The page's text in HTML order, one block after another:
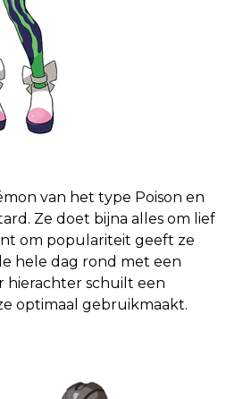
van het type Poison en
Ze doet bijna alles om lief
om populariteit geeft ze
hele dag rond met een
hierachter schuilt een
optimaal gebruikmaakt.